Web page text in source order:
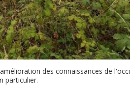
des connaissances de
particulier.